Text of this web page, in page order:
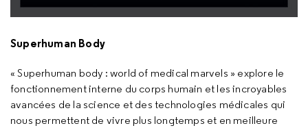
Superhuman Body
« Superhuman body : world of medical marvels » explore le
fonctionnement interne du corps humain et les incroyables
avancées de la science et des technologies médicales qui
nous permettent de vivre plus longtemps et en meilleure